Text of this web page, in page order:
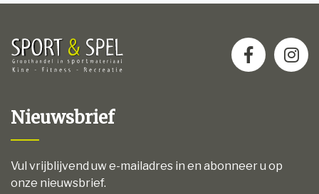
Nieuwsbrief
Vul vrijblijvend uw e-mailadres in en abonneer u op
onze nieuwsbrief.